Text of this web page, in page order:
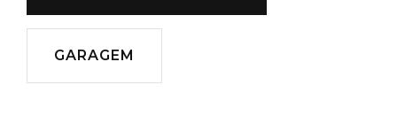
GARAGEM